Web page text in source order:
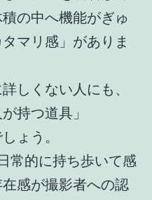
の中へ機能がぎゅ
マリ感」がありま
しくない人にも、
持つ道具」
ょう。
常的に持ち歩いて感
感が撮影者への認